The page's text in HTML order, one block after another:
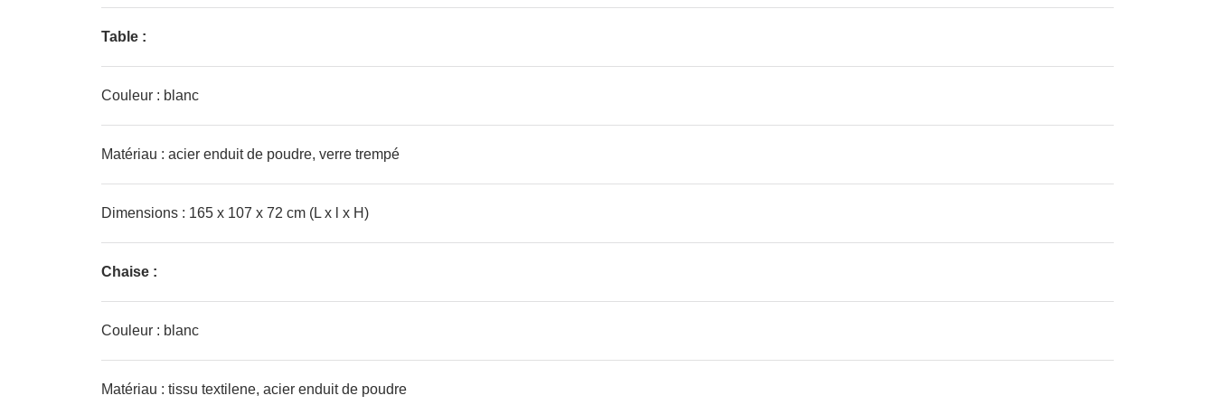
Table :
Couleur : blanc
Matériau : acier enduit de poudre, verre trempé
Dimensions : 165 x 107 x 72 cm (L x l x H)
Chaise :
Couleur : blanc
Matériau : tissu textilene, acier enduit de poudre